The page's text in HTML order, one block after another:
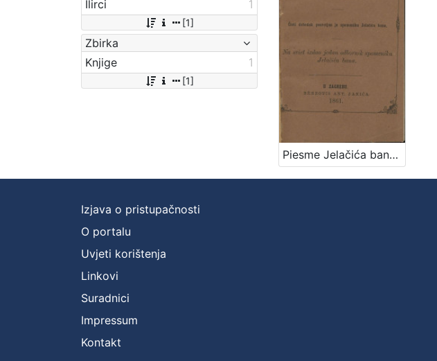
Ilirci
1
[1]
Zbirka
Knjige
1
[1]
Piesme Jelačića bana / u stihomierju izvornika, preveo Demeter
Izjava o pristupačnosti
O portalu
Uvjeti korištenja
Linkovi
Suradnici
Impressum
Kontakt